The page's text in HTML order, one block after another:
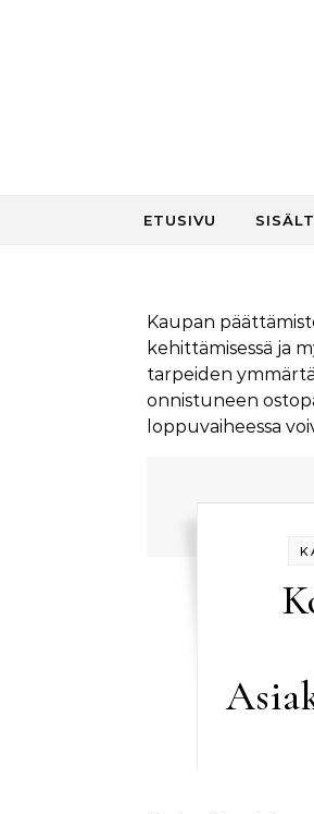
ETUSIVU
Kaupan
kehittämisessä ja
tarpeiden
onnistuneen
loppuvaiheessa